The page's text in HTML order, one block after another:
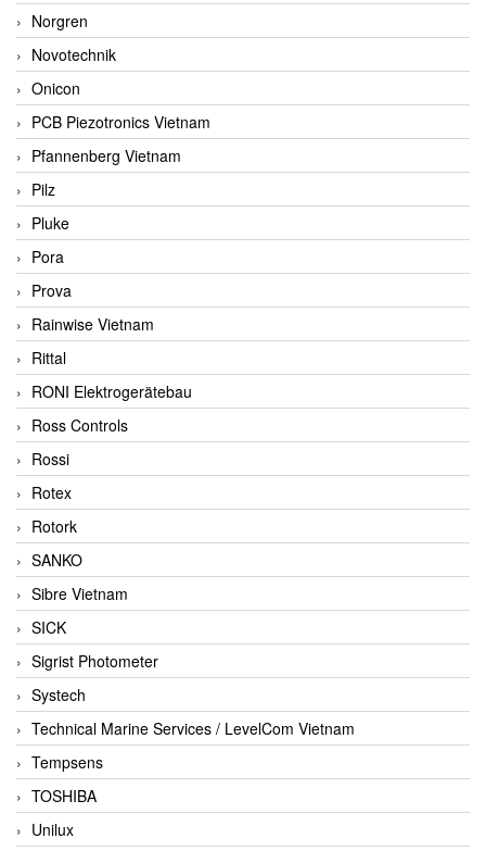
Norgren
Novotechnik
Onicon
PCB Piezotronics Vietnam
Pfannenberg Vietnam
Pilz
Pluke
Pora
Prova
Rainwise Vietnam
Rittal
RONI Elektrogerätebau
Ross Controls
Rossi
Rotex
Rotork
SANKO
Sibre Vietnam
SICK
Sigrist Photometer
Systech
Technical Marine Services / LevelCom Vietnam
Tempsens
TOSHIBA
Unilux